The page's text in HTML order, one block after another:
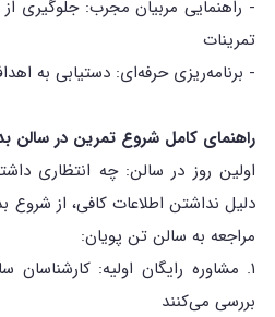
- راهنمایی مربیان مجرب: جلوگیری
تمرینات
- برنامه‌ریزی حرفه‌ای: دستیابی به
راهنمای کامل شروع تمرین در سالن
اولین روز در سالن: چه انتظاری
دلیل نداشتن اطلاعات کافی، از شروع
مراجعه به سالن تن پویان:
۱. مشاوره رایگان اولیه:
بررسی می‌کنند